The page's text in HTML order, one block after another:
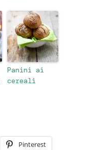
Panini ai
cereali
Pinterest